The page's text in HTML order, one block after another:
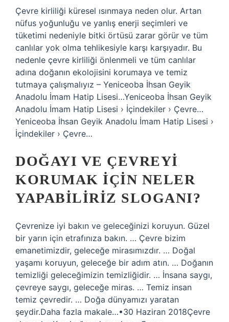
Çevre kirliliği küresel ısınmaya neden olur. Artan
nüfus yoğunluğu ve yanlış enerji seçimleri ve
tüketimi nedeniyle bitki örtüsü zarar görür ve tüm
canlılar yok olma tehlikesiyle karşı karşıyadır. Bu
nedenle çevre kirliliği önlenmeli ve tüm canlılar
adına doğanın ekolojisini korumaya ve temiz
tutmaya çalışmalıyız – Yeniceoba İhsan Geyik
Anadolu İmam Hatip Lisesi…Yeniceoba İhsan Geyik
Anadolu İmam Hatip Lisesi › İçindekiler › Çevre…
Yeniceoba İhsan Geyik Anadolu İmam Hatip Lisesi ›
İçindekiler › Çevre…
DOĞAYI VE ÇEVREYI
KORUMAK IÇIN NELER
YAPABILIRIZ SLOGANI?
Çevrenize iyi bakın ve geleceğinizi koruyun. Güzel
bir yarın için etrafınıza bakın. … Çevre bizim
emanetimizdir, geleceğe mirasımızdır. … Doğal
yaşamı koruyun, geleceğe bir adım atın. … Doğanın
temizliği geleceğimizin temizliğidir. … İnsana saygı,
çevreye saygı, geleceğe miras. … Temiz insan
temiz çevredir. … Doğa dünyamızı yaratan
şeydir.Daha fazla makale…•30 Haziran 2018Çevre